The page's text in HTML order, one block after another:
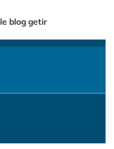
blog getir